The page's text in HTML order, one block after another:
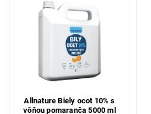
Allnature Biely ocot 10% s
vôňou pomaranča 5000 ml